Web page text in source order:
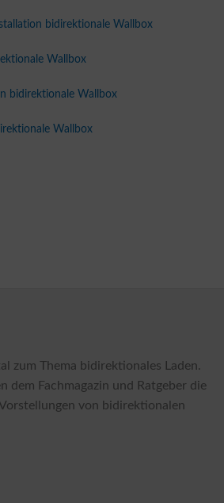
bidirektionale Wallbox
Wallbox
bidirektionale Wallbox
Wallbox
zum Thema bidirektionales Laden.
dem Fachmagazin und Ratgeber die
von bidirektionalen